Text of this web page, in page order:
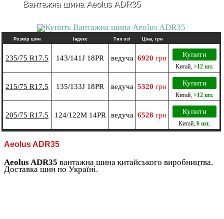
Вантажна шина Aeolus ADR35
Aeolus ADR35
Aeolus ADR35 вантажна шина китайського виробництва.
Доставка шин по Україні.
Розмір шин Індекс Тип осі Ціна, грн
235/75 R17.5 143/141J 18PR ведуча 6920 грн Купити
Китай, >12 шт.
215/75 R17.5 135/133J 18PR ведуча 5320 грн Купити
Китай, >12 шт.
205/75 R17.5 124/122M 14PR ведуча 6528 грн Купити
Китай 6 шт.